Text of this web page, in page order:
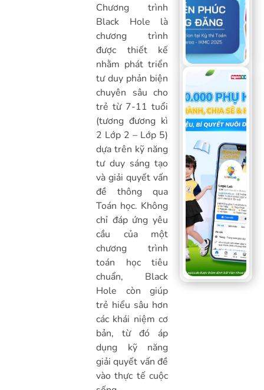
Chương trình
Black Hole là
chương trình
được thiết kế
nhằm phát triển
tư duy phản biện
chuyên sâu cho
trẻ từ 7-11 tuổi
(tương đương kì
2 Lớp 2 – Lớp 5)
dựa trên kỹ năng
tư duy sáng tạo
và giải quyết vấn
đề thông qua
Toán học. Không
chỉ đáp ứng yêu
cầu của một
chương trình
toán học tiêu
chuẩn, Black
Hole còn giúp
trẻ hiểu sâu hơn
các khái niệm cơ
bản, từ đó áp
dụng kỹ năng
giải quyết vấn đề
vào thực tế cuộc